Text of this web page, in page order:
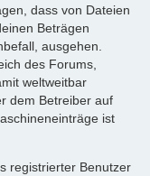
dass von Dateien
Beträgen
ausgehen.
des Forums,
weltweitbar
dem Betreiber auf
ist
registrierter Benutzer